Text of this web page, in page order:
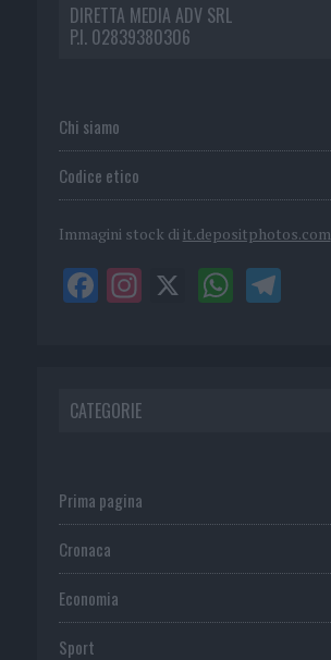
DIRETTA MEDIA ADV SRL
P.I. 02839380306
Chi siamo
Codice etico
Immagini stock di it.depositphotos.com
CATEGORIE
Prima pagina
Cronaca
Economia
Sport